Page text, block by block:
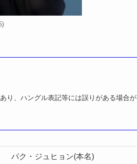
り、ハングル表記等には誤りがある場合が
パク・ジュヒョン(本名)